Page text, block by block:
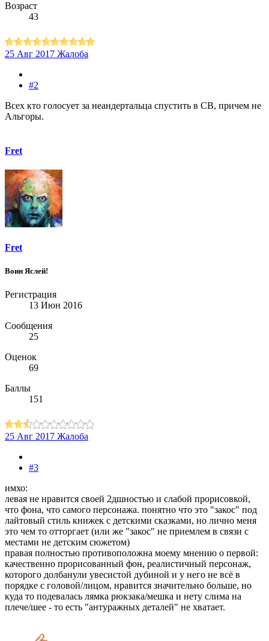
Возраст
43
25 Авг 2017 Жалоба
#2
Всех кто голосует за неандертальца спустить в СВ, причем не
Альгоры.
Fret
Fret
Воин Яслей!
Регистрация
13 Июн 2016
Сообщения
25
Оценок
69
Баллы
151
25 Авг 2017 Жалоба
#3
имхо:
левая не нравится своей 2дшностью и слабой прорисовкой,
что фона, что самого персонажа. понятно что это "закос" под
лайтовый стиль книжек с детскими сказками, но лично меня
это чем то отторгает (или же "закос" не приемлем в связи с
местами не детским сюжетом)
правая полностью противоположна моему мнению о первой:
качественно прорисованный фон, реалистичный персонаж,
которого долбанули увесистой дубиной и у него не всё в
порядке с головой/лицом, нравится значительно больше, но
куда то подевалась лямка рюкзака/мешка и нету слима на
плече/шее - то есть "антуражных деталей" не хватает.